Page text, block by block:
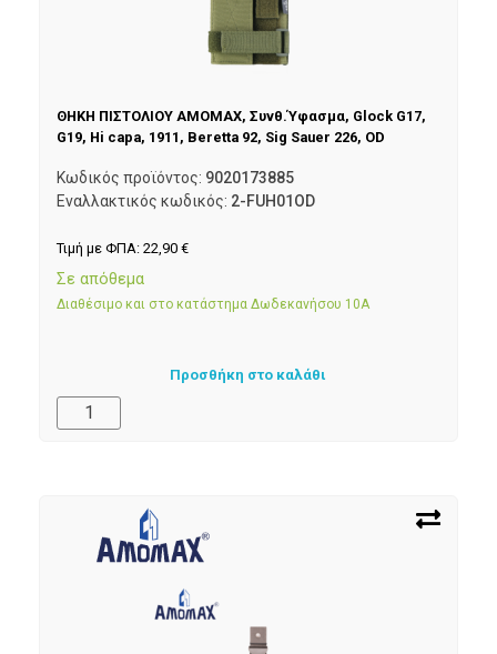
ΘΗΚΗ ΠΙΣΤΟΛΙΟΥ AMOMAX, Συνθ.Ύφασμα, Glock G17,
G19, Hi capa, 1911, Beretta 92, Sig Sauer 226, OD
Κωδικός προϊόντος: 9020173885
Εναλλακτικός κωδικός: 2-FUH01OD
Τιμή με ΦΠΑ: 22,90 €
Σε απόθεμα
Διαθέσιμο και στο κατάστημα Δωδεκανήσου 10Α
Προσθήκη στο καλάθι